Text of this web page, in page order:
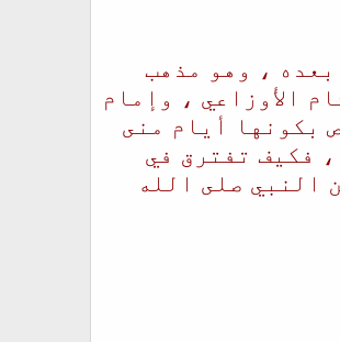
، وهو مذهب
الأوزاعي ، وإمام
بكونها أيام منى
فكيف تفترق في
النبي صلى الله